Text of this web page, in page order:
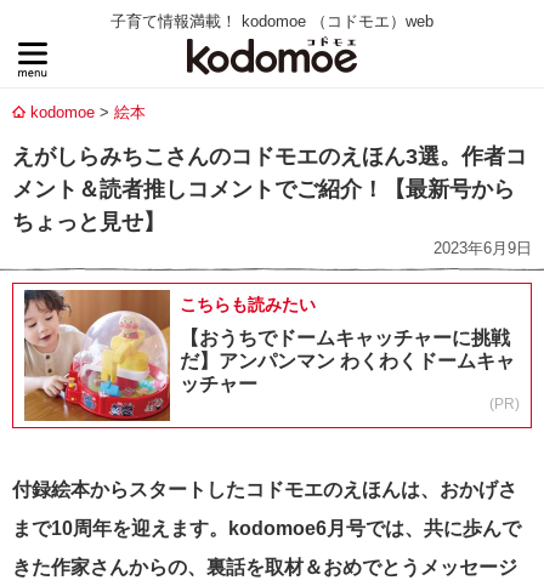
子育て情報満載！ kodomoe （コドモエ）web
kodomoe 絵本
えがしらみちこさんのコドモエのえほん3選。作者コ
メント＆読者推しコメントでご紹介！【最新号から
ちょっと見せ】
2023年6月9日
こちらも読みたい
【おうちでドームキャッチャーに挑戦
だ】アンパンマン わくわくドームキャ
ッチャー
(PR)
付録絵本からスタートしたコドモエのえほんは、おかげさ
まで10周年を迎えます。kodomoe6月号では、共に歩んで
きた作家さんからの、裏話を取材＆おめでとうメッセージ